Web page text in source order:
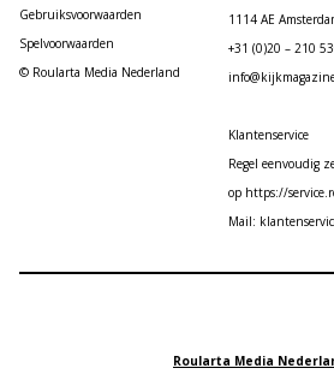
Gebruiksvoorwaarden
Spelvoorwaarden
© Roularta Media Nederland
1114 AE
+31 (0)20 – 210
Klantenservice
Regel eenvoudig
op https://
Mail:
Roularta Media